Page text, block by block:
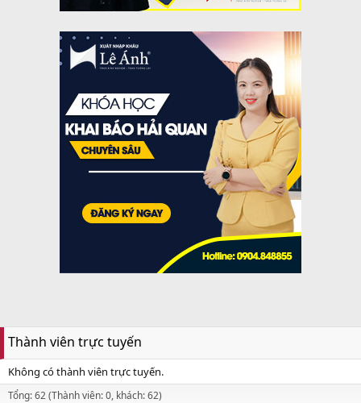
Thành viên trực tuyến
Không có thành viên trực tuyến.
Tổng: 62 (Thành viên: 0, khách: 62)